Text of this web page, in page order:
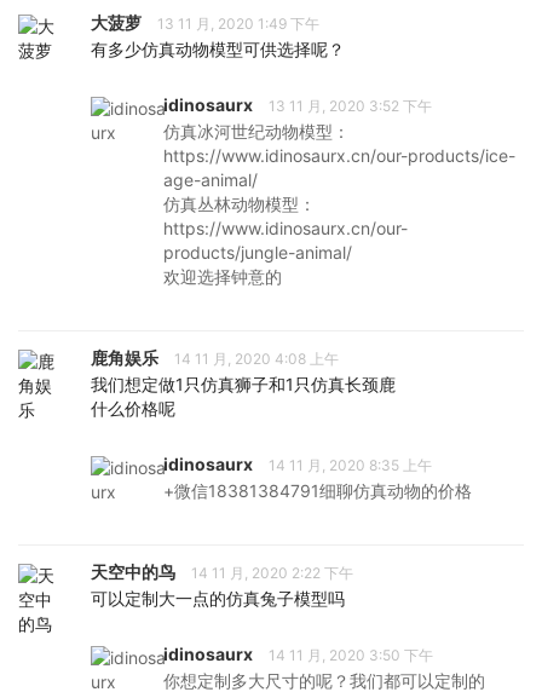
大菠萝 13 11 月, 2020 1:49 下午
有多少仿真动物模型可供选择呢？
idinosaurx 13 11 月, 2020 3:52 下午
仿真冰河世纪动物模型：
https://www.idinosaurx.cn/our-products/ice-
age-animal/
仿真丛林动物模型：
https://www.idinosaurx.cn/our-
products/jungle-animal/
欢迎选择钟意的
鹿角娱乐 14 11 月, 2020 4:08 上午
我们想定做1只仿真狮子和1只仿真长颈鹿
什么价格呢
idinosaurx 14 11 月, 2020 8:35 上午
+微信18381384791细聊仿真动物的价格
天空中的鸟 14 11 月, 2020 2:22 下午
可以定制大一点的仿真兔子模型吗
idinosaurx 14 11 月, 2020 3:50 下午
你想定制多大尺寸的呢？我们都可以定制的